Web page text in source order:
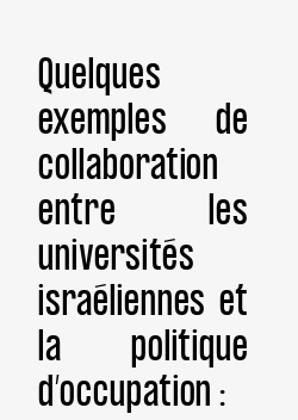
Quelques
exemples de
collaboration
entre les
universités
israéliennes et
la politique
d’occupation :